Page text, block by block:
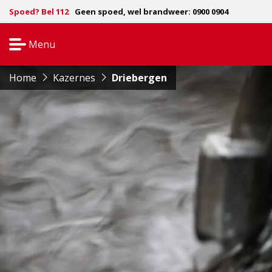
Spoed? Bel 112 Geen spoed, wel brandweer: 0900 0904
Menu
navigatie
Home Kazernes Driebergen